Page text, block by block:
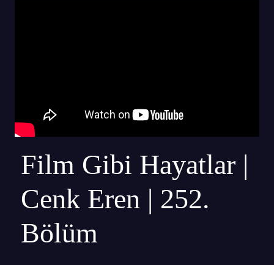
Film Gibi Hayatlar |
Cenk Eren | 252.
Bölüm